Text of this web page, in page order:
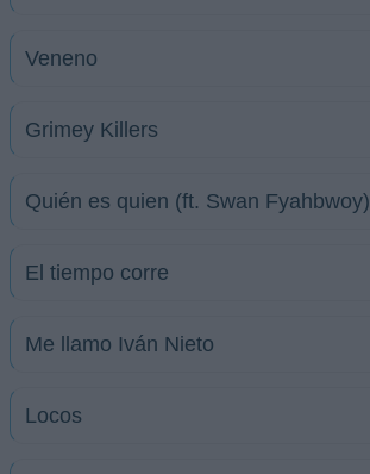
Veneno
Grimey Killers
Quién es quien (ft. Swan Fyahbwoy)
El tiempo corre
Me llamo Iván Nieto
Locos